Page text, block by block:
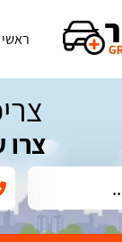
ראשי
צרו